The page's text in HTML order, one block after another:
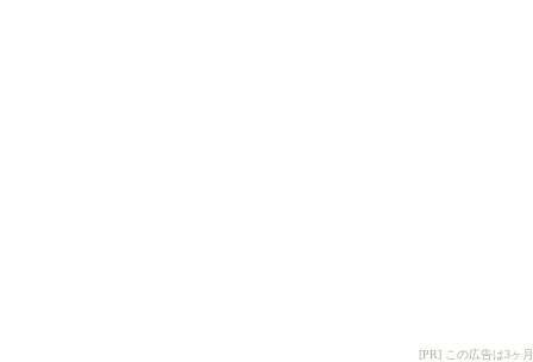
[PR] この広告は3ヶ